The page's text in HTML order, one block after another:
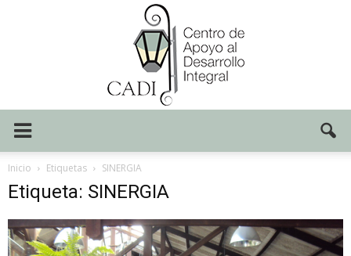
Inicio Etiquetas SINERGIA
Etiqueta: SINERGIA